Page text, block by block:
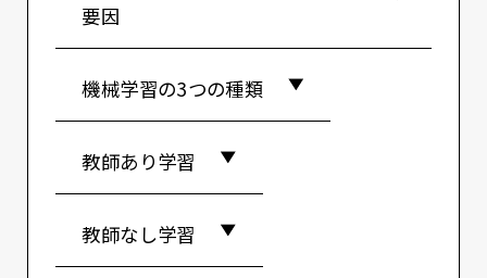
要因
機械学習の3つの種類
教師あり学習
教師なし学習